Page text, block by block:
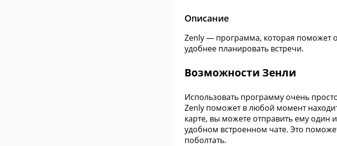
Описание
Zenly — программа, которая поможет
удобнее планировать встречи.
Возможности Зенли
Использовать программу очень
Zenly поможет в любой момент
карте, вы можете отправить ему один
удобном встроенном чате. Это
поболтать.